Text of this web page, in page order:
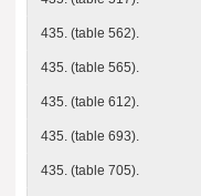
435. (table 562).
435. (table 565).
435. (table 612).
435. (table 693).
435. (table 705).